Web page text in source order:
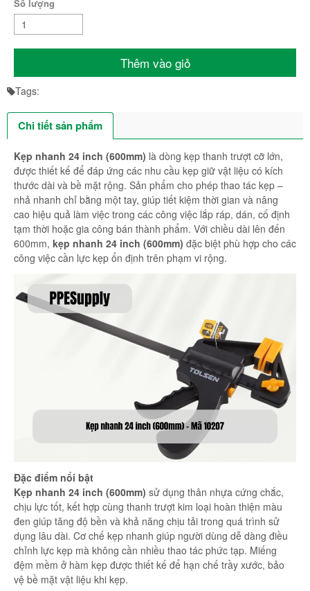
Số lượng
Thêm vào giỏ
Tags:
Chi tiết sản phẩm
Kẹp nhanh 24 inch (600mm) là dòng kẹp thanh trượt cỡ lớn,
được thiết kế để đáp ứng các nhu cầu kẹp giữ vật liệu có kích
thước dài và bề mặt rộng. Sản phẩm cho phép thao tác kẹp –
nhả nhanh chỉ bằng một tay, giúp tiết kiệm thời gian và nâng
cao hiệu quả làm việc trong các công việc lắp ráp, dán, cố định
tạm thời hoặc gia công bán thành phẩm. Với chiều dài lên đến
600mm, kẹp nhanh 24 inch (600mm) đặc biệt phù hợp cho các
công việc cần lực kẹp ổn định trên phạm vi rộng.
Đặc điểm nổi bật
Kẹp nhanh 24 inch (600mm) sử dụng thân nhựa cứng chắc,
chịu lực tốt, kết hợp cùng thanh trượt kim loại hoàn thiện màu
đen giúp tăng độ bền và khả năng chịu tải trong quá trình sử
dụng lâu dài. Cơ chế kẹp nhanh giúp người dùng dễ dàng điều
chỉnh lực kẹp mà không cần nhiều thao tác phức tạp. Miếng
đệm mềm ở hàm kẹp được thiết kế để hạn chế trầy xước, bảo
vệ bề mặt vật liệu khi kẹp.